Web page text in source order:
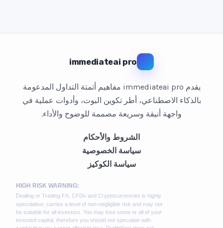
immediateai pro
يقدم immediateai pro مفاهيم أتمتة التداول المدعومة
بالذكاء الاصطناعي، أطر تكوين البوت، وأدوات عملية في
واجهة أنيقة وسريعة مصممة للوضوح والأداء.
الشروط والأحكام
سياسة الخصوصية
سياسة الكوكيز